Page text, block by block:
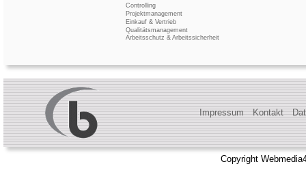
Controlling
Projektmanagement
Einkauf & Vertrieb
Qualitätsmanagement
Arbeitsschutz & Arbeitssicherheit
Impressum Kontakt
Copyright